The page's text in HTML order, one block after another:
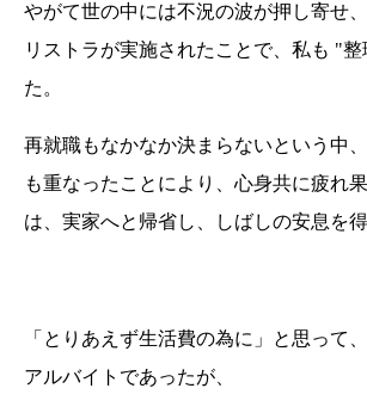
やがて世の中には不況の波が押し寄せ
リストラが実施されたことで、私も "
た。
再就職もなかなか決まらないという中
も重なったことにより、心身共に疲れ
は、実家へと帰省し、しばしの安息を得
「とりあえず生活費の為に」と思って
アルバイトであったが、